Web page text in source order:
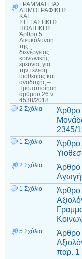
ΓΡΑΜΜΑΤΕΙΑΣ
ΔΗΜΟΓΡΑΦΙΚΗΣ
ΚΑΙ
ΣΤΕΓΑΣΤΙΚΗΣ
ΠΟΛΙΤΙΚΗΣ
Άρθρο 5
Διευκόλυνση
της
διενέργειας
κοινωνικής
έρευνας για
την τέλεση
υιοθεσίας και
αναδοχής –
Τροποποίηση
άρθρου 26 ν.
4538/2018
2 Σχόλια
Άρθρο
2345/
1 Σχόλιο
Άρθρο
2 Σχόλια
Άρθρο
1 Σχόλιο
Άρθρο
5 Σχόλια
Άρθρο
παρ. 1